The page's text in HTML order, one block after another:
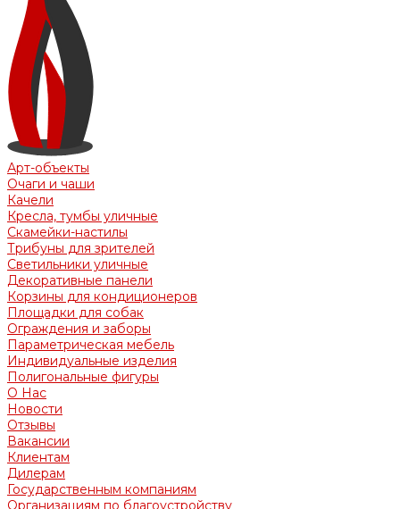
Арт-объекты
Очаги и чаши
Качели
Кресла, тумбы уличные
Скамейки-настилы
Трибуны для зрителей
Светильники уличные
Декоративные панели
Корзины для кондиционеров
Площадки для собак
Ограждения и заборы
Параметрическая мебель
Индивидуальные изделия
Полигональные фигуры
О Нас
Новости
Отзывы
Вакансии
Клиентам
Дилерам
Государственным компаниям
Организациям по благоустройству